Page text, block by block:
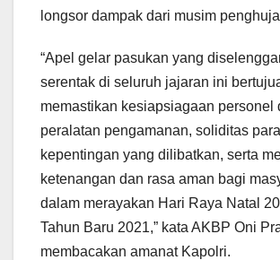
longsor dampak dari musim
“Apel gelar pasukan yang
serentak di seluruh jajaran ini
memastikan kesiapsiagaan personel
peralatan pengamanan, soliditas
kepentingan yang dilibatkan, serta
ketenangan dan rasa aman bagi
dalam merayakan Hari Raya Natal
Tahun Baru 2021,” kata AKBP Oni
membacakan amanat Kapolri.